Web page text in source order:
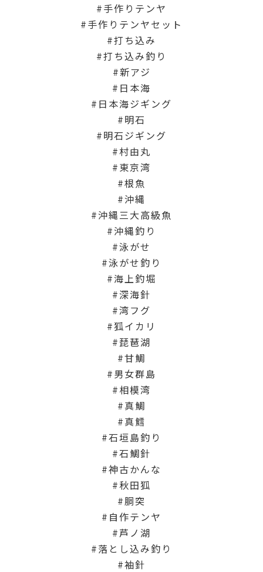
手作りテンヤ
手作りテンヤセット
打ち込み
打ち込み釣り
新アジ
日本海
日本海ジギング
明石
明石ジギング
村由丸
東京湾
根魚
沖縄
沖縄三大高級魚
沖縄釣り
泳がせ
泳がせ釣り
海上釣堀
深海針
湾フグ
狐イカリ
琵琶湖
甘鯛
男女群島
相模湾
真鯛
真鱈
石垣島釣り
石鯛針
神古かんな
秋田狐
胴突
自作テンヤ
芦ノ湖
落とし込み釣り
袖針